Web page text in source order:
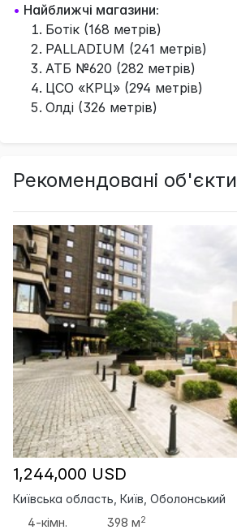
• Найближчі магазини:
Ботік (168 метрів)
PALLADIUM (241 метрів)
АТБ №620 (282 метрів)
ЦСО «КРЦ» (294 метрів)
Олді (326 метрів)
Рекомендовані об'єкти
1,244,000 USD
Київська область, Київ, Оболонський
4-кімн.
398 м2